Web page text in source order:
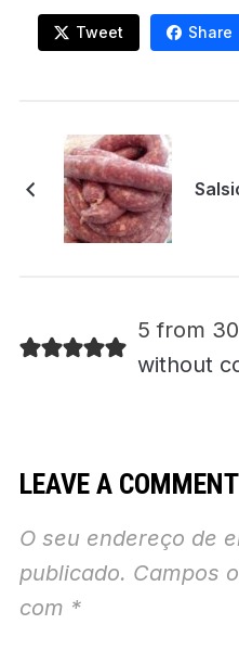
Tweet Share
5 from
without
LEAVE A COMMENT
O seu endereço de
publicado. Campos
com *